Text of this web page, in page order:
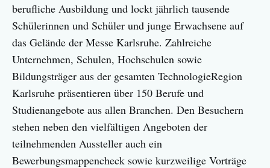
berufliche Ausbildung und lockt jährlich tausende
Schülerinnen und Schüler und junge Erwachsene auf
das Gelände der Messe Karlsruhe. Zahlreiche
Unternehmen, Schulen, Hochschulen sowie
Bildungsträger aus der gesamten TechnologieRegion
Karlsruhe präsentieren über 150 Berufe und
Studienangebote aus allen Branchen. Den Besuchern
stehen neben den vielfältigen Angeboten der
teilnehmenden Aussteller auch ein
Bewerbungsmappencheck sowie kurzweilige Vorträge